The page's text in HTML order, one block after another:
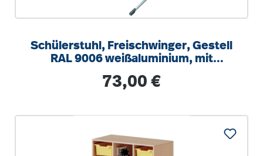
Schülerstuhl, Freischwinger, Gestell
RAL 9006 weißaluminium, mit
Regulärer Preis:
73,00 €